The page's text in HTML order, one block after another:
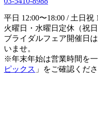
平日 12:00〜18:00 / 土日祝
火曜日・水曜日定休（祝
ブライダルフェア開催日は
いませ。
※年末年始は営業時間を
ピックス 」をご確認くださ